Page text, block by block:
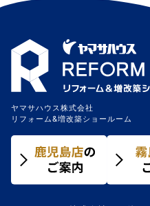
ヤマサハウス株式会社
リフォーム&増改築ショールーム